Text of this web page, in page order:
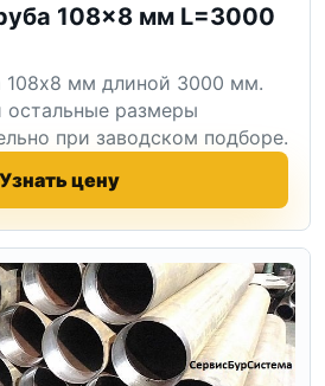
108×8 мм L=3000
108x8 мм длиной 3000 мм.
остальные размеры
при заводском подборе.
Узнать цену